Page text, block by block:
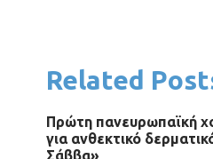
Related
Πρώτη πανευρωπαϊκή
για ανθεκτικό
Σάββα»